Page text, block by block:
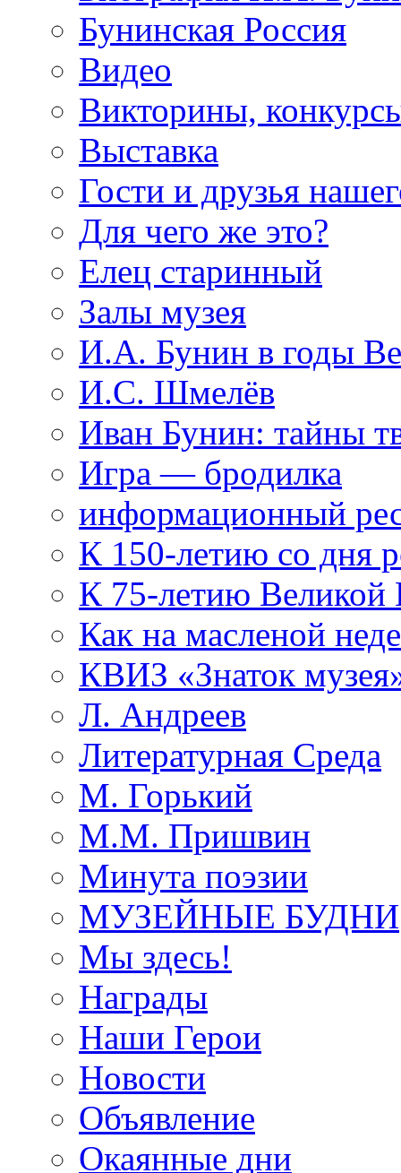
Бунинская Россия
Видео
Викторины,
Выставка
Гости и друзья
Для чего же это?
Елец старинный
Залы музея
И.А. Бунин в годы
И.С. Шмелёв
Иван Бунин: тайны
Игра — бродилка
информационный
К 150-летию со дня
К 75-летию Великой
Как на масленой
КВИЗ «Знаток
Л. Андреев
Литературная Среда
М. Горький
М.М. Пришвин
Минута поэзии
МУЗЕЙНЫЕ БУДНИ
Мы здесь!
Награды
Наши Герои
Новости
Объявление
Окаянные дни